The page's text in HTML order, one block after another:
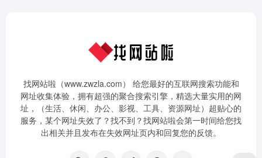
找网站啦（www.zwzla.com） 给您最好的互联网搜索功能和
网址收集体验，拥有超强的聚合搜索引擎，精选大量实用的网
址，（生活、休闲、办公、影视、工具、资源网址）超贴心的
服务，某个网址失效了？找不到？找网站啦会第一时间给您找
出相关并且发布在失效网址页内和回复您的反馈。